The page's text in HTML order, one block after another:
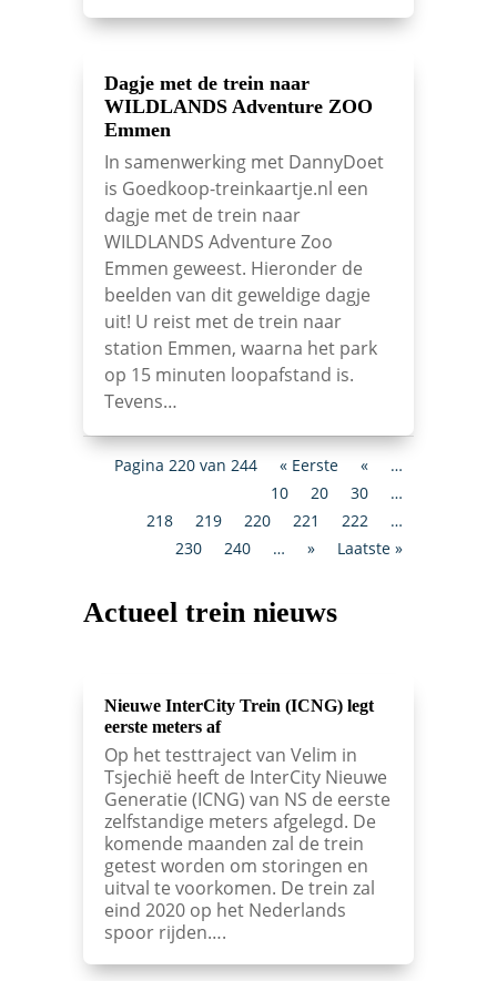
Dagje met de trein naar
WILDLANDS Adventure ZOO
Emmen
In samenwerking met DannyDoet
is Goedkoop-treinkaartje.nl een
dagje met de trein naar
WILDLANDS Adventure Zoo
Emmen geweest. Hieronder de
beelden van dit geweldige dagje
uit! U reist met de trein naar
station Emmen, waarna het park
op 15 minuten loopafstand is.
Tevens…
Pagina 220 van 244 « Eerste «
…
10
20 30
…
218
219 220 221 222
…
230
240 … » Laatste »
Actueel trein nieuws
Nieuwe InterCity Trein (ICNG) legt
eerste meters af
Op het testtraject van Velim in
Tsjechië heeft de InterCity Nieuwe
Generatie (ICNG) van NS de eerste
zelfstandige meters afgelegd. De
komende maanden zal de trein
getest worden om storingen en
uitval te voorkomen. De trein zal
eind 2020 op het Nederlands
spoor rijden….